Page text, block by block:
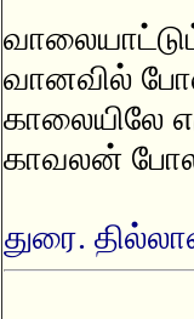
வானவில்
காலையிலே
காவலன்
துரை.